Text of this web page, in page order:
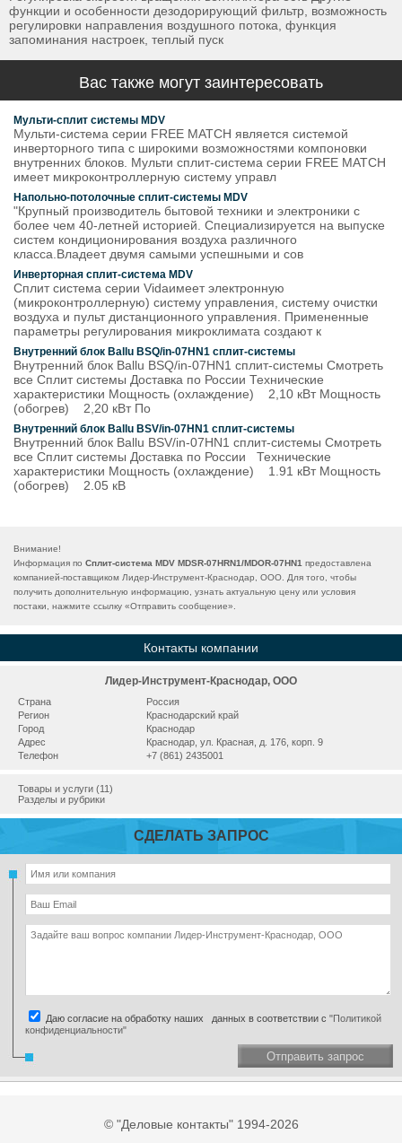
функции и особенности дезодорирующий фильтр, возможность
регулировки направления воздушного потока, функция
запоминания настроек, теплый пуск
Вас также могут заинтересовать
Мульти-сплит системы MDV
Мульти-система серии FREE MATCH является системой
инверторного типа с широкими возможностями компоновки
внутренних блоков. Мульти сплит-система серии FREE MATCH
имеет микроконтроллерную систему управл
Напольно-потолочные сплит-системы MDV
"Крупный производитель бытовой техники и электроники с
более чем 40-летней историей. Специализируется на выпуске
систем кондиционирования воздуха различного
класса.Владеет двумя самыми успешными и сов
Инверторная сплит-система MDV
Сплит система серии Vidaимеет электронную
(микроконтроллерную) систему управления, систему очистки
воздуха и пульт дистанционного управления. Примененные
параметры регулирования микроклимата создают к
Внутренний блок Ballu BSQ/in-07HN1 сплит-системы
Внутренний блок Ballu BSQ/in-07HN1 сплит-системы Смотреть
все Сплит системы Доставка по России Технические
характеристики Мощность (охлаждение) 2,10 кВт Мощность
(обогрев) 2,20 кВт По
Внутренний блок Ballu BSV/in-07HN1 сплит-системы
Внутренний блок Ballu BSV/in-07HN1 сплит-системы Смотреть
все Сплит системы Доставка по России Технические
характеристики Мощность (охлаждение) 1.91 кВт Мощность
(обогрев) 2.05 кВ
Внимание!
Информация по Сплит-система MDV MDSR-07HRN1/MDOR-07HN1 предоставлена
компанией-поставщиком Лидер-Инструмент-Краснодар, ООО. Для того, чтобы
получить дополнительную информацию, узнать актуальную цену или условия
постаки, нажмите ссылку «Отправить сообщение».
Контакты компании
Лидер-Инструмент-Краснодар, ООО
Страна
Россия
Регион
Краснодарский край
Город
Краснодар
Адрес
Краснодар, ул. Красная, д. 176, корп. 9
Телефон
+7 (861) 2435001
Товары и услуги (11)
Разделы и рубрики
СДЕЛАТЬ ЗАПРОС
Даю согласие на обработку наших данных в соответствии с "Политикой
конфиденциальности"
Отправить запрос
© "Деловые контакты" 1994-2026